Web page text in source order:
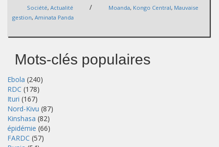
Société, Actualité / Moanda, Kongo Central, Mauvaise
gestion, Aminata Panda
Mots-clés populaires
Ebola (240)
RDC (178)
Ituri (167)
Nord-Kivu (87)
Kinshasa (82)
épidémie (66)
FARDC (57)